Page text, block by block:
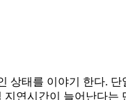
상태를 이야기 한다.
연시간이 늘어난다